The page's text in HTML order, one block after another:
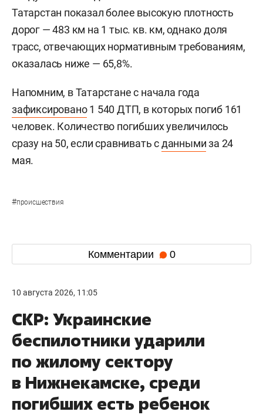
Татарстан показал более высокую плотность
дорог — 483 км на 1 тыс. кв. км, однако доля
трасс, отвечающих нормативным требованиям,
оказалась ниже — 65,8%.
Напомним, в Татарстане с начала года
зафиксировано1 540 ДТП, в которых погиб 161
человек. Количество погибших увеличилось
сразу на 50, если сравнивать сданнымиза 24
мая.
#происшествия
Комментарии 0
10 августа 2026, 11:05
СКР: Украинские
беспилотники ударили
по жилому сектору
в Нижнекамске, среди
погибших есть ребенок